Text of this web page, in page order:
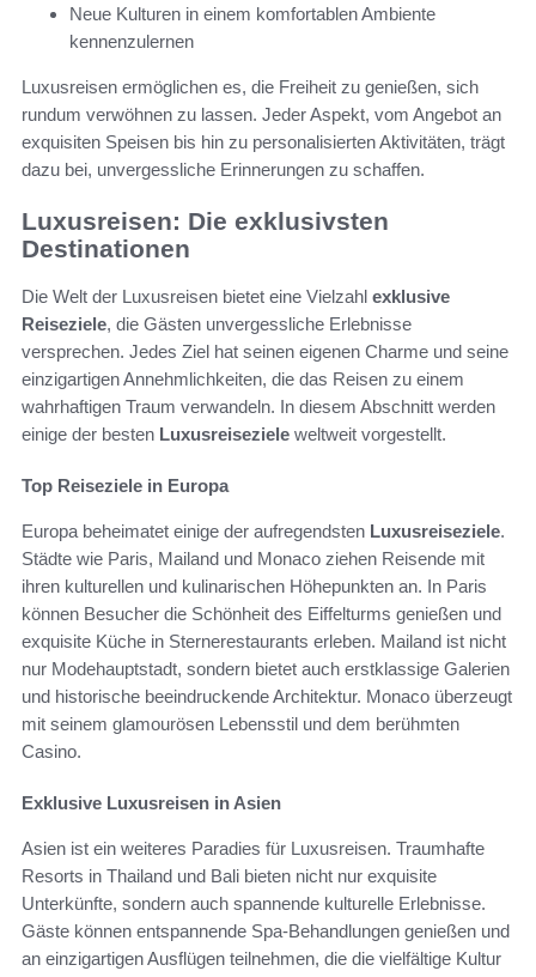
Neue Kulturen in einem komfortablen Ambiente
kennenzulernen
Luxusreisen ermöglichen es, die Freiheit zu genießen, sich
rundum verwöhnen zu lassen. Jeder Aspekt, vom Angebot an
exquisiten Speisen bis hin zu personalisierten Aktivitäten, trägt
dazu bei, unvergessliche Erinnerungen zu schaffen.
Luxusreisen: Die exklusivsten
Destinationen
Die Welt der Luxusreisen bietet eine Vielzahl exklusive
Reiseziele, die Gästen unvergessliche Erlebnisse
versprechen. Jedes Ziel hat seinen eigenen Charme und seine
einzigartigen Annehmlichkeiten, die das Reisen zu einem
wahrhaftigen Traum verwandeln. In diesem Abschnitt werden
einige der besten Luxusreiseziele weltweit vorgestellt.
Top Reiseziele in Europa
Europa beheimatet einige der aufregendsten Luxusreiseziele.
Städte wie Paris, Mailand und Monaco ziehen Reisende mit
ihren kulturellen und kulinarischen Höhepunkten an. In Paris
können Besucher die Schönheit des Eiffelturms genießen und
exquisite Küche in Sternerestaurants erleben. Mailand ist nicht
nur Modehauptstadt, sondern bietet auch erstklassige Galerien
und historische beeindruckende Architektur. Monaco überzeugt
mit seinem glamourösen Lebensstil und dem berühmten
Casino.
Exklusive Luxusreisen in Asien
Asien ist ein weiteres Paradies für Luxusreisen. Traumhafte
Resorts in Thailand und Bali bieten nicht nur exquisite
Unterkünfte, sondern auch spannende kulturelle Erlebnisse.
Gäste können entspannende Spa-Behandlungen genießen und
an einzigartigen Ausflügen teilnehmen, die die vielfältige Kultur